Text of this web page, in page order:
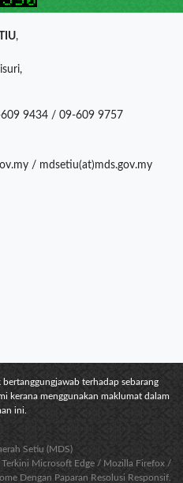
,
9434 / 09-609 9757
/ mdsetiu(at)mds.gov.my
terhadap sebarang
kerana menggunakan maklumat dalam
ini.
Setiu (MDS)
Terkini Microsoft Edge / Mozilla Firefox /
Dengan Paparan Resolusi Responsif.